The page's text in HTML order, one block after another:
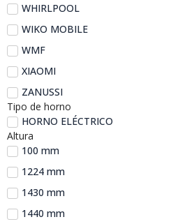
WHIRLPOOL
WIKO MOBILE
WMF
XIAOMI
ZANUSSI
Tipo de horno
HORNO ELÉCTRICO
Altura
100 mm
1224 mm
1430 mm
1440 mm